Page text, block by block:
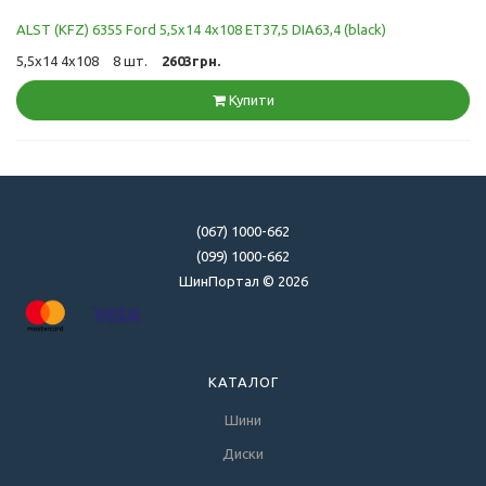
ALST (KFZ) 6355 Ford 5,5x14 4x108 ET37,5 DIA63,4 (black)
5,5x14 4x108 8 шт. 2603грн.
Купити
(067) 1000-662
(099) 1000-662
ШинПортал © 2026
КАТАЛОГ
Шини
Диски